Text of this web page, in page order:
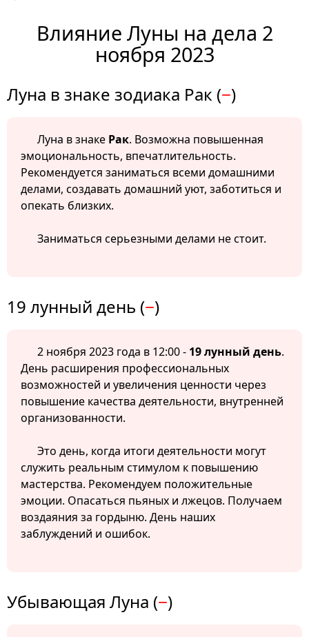
Влияние Луны на дела 2
ноября 2023
Луна в знаке зодиака Рак (−)
Луна в знаке Рак. Возможна повышенная
эмоциональность, впечатлительность.
Рекомендуется заниматься всеми домашними
делами, создавать домашний уют, заботиться и
опекать близких.
Заниматься серьезными делами не стоит.
19 лунный день (−)
2 ноября 2023 года в 12:00 - 19 лунный день.
День расширения профессиональных
возможностей и увеличения ценности через
повышение качества деятельности, внутренней
организованности.
Это день, когда итоги деятельности могут
служить реальным стимулом к повышению
мастерства. Рекомендуем положительные
эмоции. Опасаться пьяных и лжецов. Получаем
воздаяния за гордыню. День наших
заблуждений и ошибок.
Убывающая Луна (−)